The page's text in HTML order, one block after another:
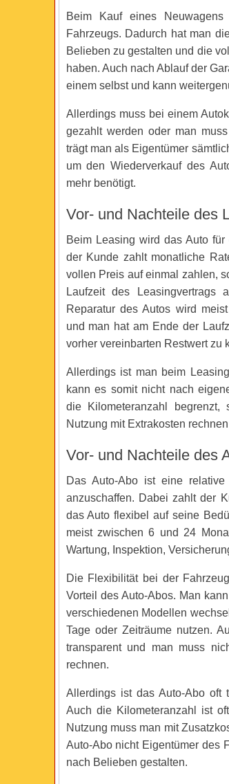
Beim Kauf eines
Fahrzeugs. Dadurch hat man
Belieben zu gestalten und die
haben. Auch nach Ablauf der
einem selbst und kann
Allerdings muss bei einem
gezahlt werden oder man
trägt man als Eigentümer
um den Wiederverkauf des
mehr benötigt.
Vor- und Nachteile des
Beim Leasing wird das Auto
der Kunde zahlt monatliche
vollen Preis auf einmal zahlen,
Laufzeit des Leasingvertrags
Reparatur des Autos wird
und man hat am Ende der
vorher vereinbarten Restwert zu
Allerdings ist man beim
kann es somit nicht nach
die Kilometeranzahl
Nutzung mit Extrakosten
Vor- und Nachteile des
Das Auto-Abo ist eine
anzuschaffen. Dabei zahlt der
das Auto flexibel auf seine
meist zwischen 6 und 24
Wartung, Inspektion,
Die Flexibilität bei der
Vorteil des Auto-Abos. Man
verschiedenen Modellen
Tage oder Zeiträume nutzen.
transparent und man muss
rechnen.
Allerdings ist das Auto-Abo oft
Auch die Kilometeranzahl ist
Nutzung muss man mit
Auto-Abo nicht Eigentümer des
nach Belieben gestalten.